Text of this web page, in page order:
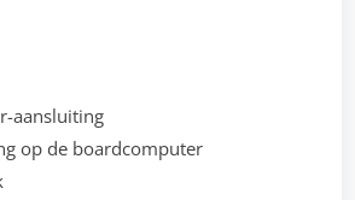
aansluiting
op de boardcomputer